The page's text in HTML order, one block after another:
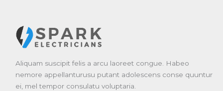
Aliquam suscipit felis a arcu laoreet congue. Habeo
nemore appellanturusu putant adolescens conse quuntur
ei, mel tempor consulatu voluptaria.